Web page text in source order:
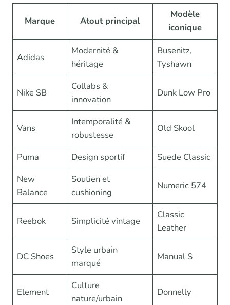
Marque Atout principal
Modèle
iconique
Adidas
Modernité &
héritage
Busenitz,
Tyshawn
Nike SB
Collabs &
innovation
Dunk Low Pro
Vans
Intemporalité &
robustesse
Old Skool
Puma Design sportif
Suede Classic
New
Balance
Soutien et
cushioning
Numeric 574
Reebok Simplicité vintage
Classic
Leather
DC Shoes
Style urbain
marqué
Manual S
Element
Culture
nature/urbain
Donnelly